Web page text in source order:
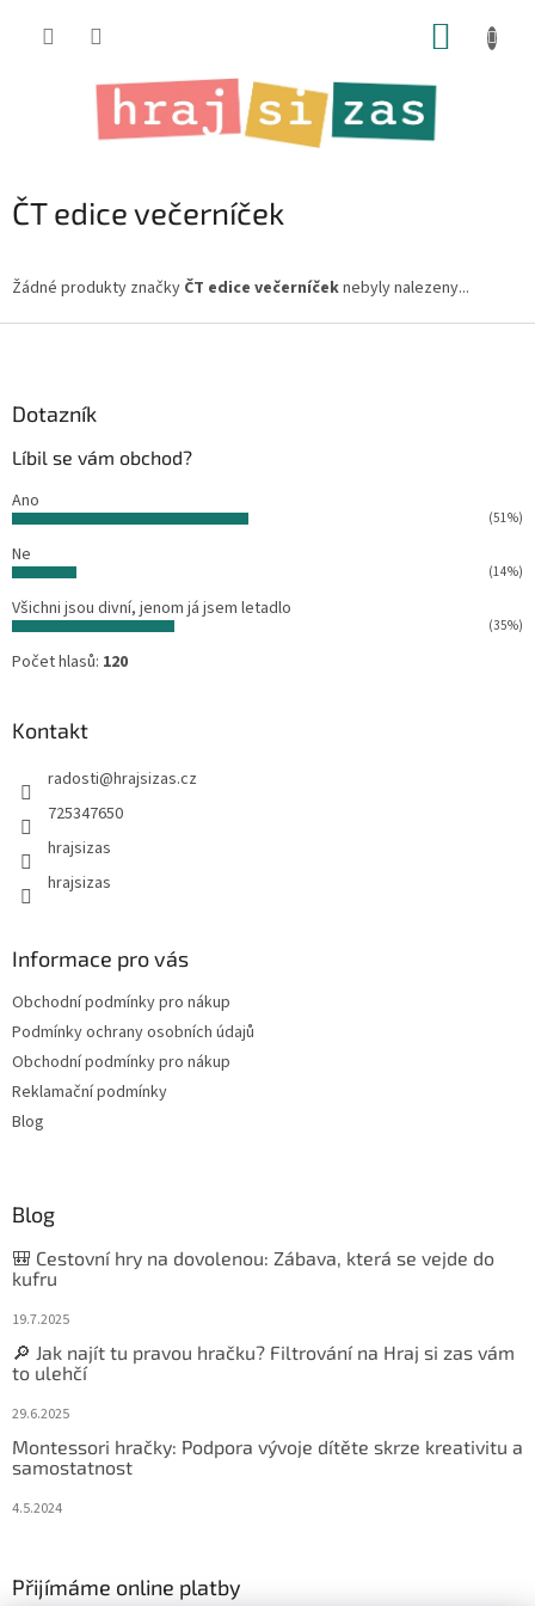
ČT edice večerníček
Žádné produkty značky ČT edice večerníčeknebyly nalezeny...
Dotazník
Líbil se vám obchod?
Ano
(51%)
Ne
(14%)
Všichni jsou divní, jenom já jsem letadlo
(35%)
Počet hlasů: 120
Kontakt
radosti@hrajsizas.cz
725347650
hrajsizas
hrajsizas
Informace pro vás
Obchodní podmínky pro nákup
Podmínky ochrany osobních údajů
Obchodní podmínky pro nákup
Reklamační podmínky
Blog
Blog
🎒 Cestovní hry na dovolenou: Zábava, která se vejde do
kufru
19.7.2025
🔎 Jak najít tu pravou hračku? Filtrování na Hraj si zas vám
to ulehčí
29.6.2025
Montessori hračky: Podpora vývoje dítěte skrze kreativitu a
samostatnost
4.5.2024
Přijímáme online platby